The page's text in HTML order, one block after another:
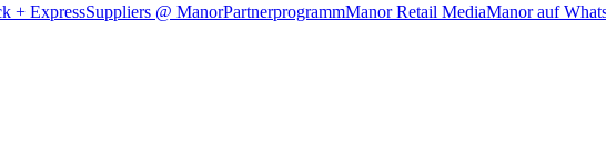
+ ExpressSuppliers @ ManorPartnerprogrammManor Retail MediaManor auf